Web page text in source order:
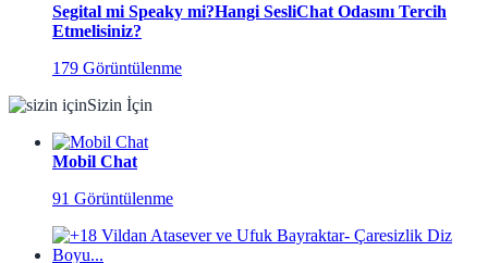
Segital mi Speaky mi?Hangi SesliChat Odasını Tercih
Etmelisiniz?
179 Görüntülenme
Sizin İçin
Mobil Chat
91 Görüntülenme